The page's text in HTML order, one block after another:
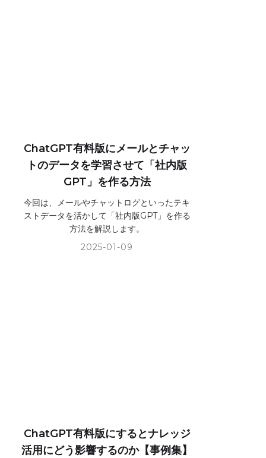
ChatGPT有料版にメールとチャッ
トのデータを学習させて「社内版
GPT」を作る方法
今回は、メールやチャットログといったテキ
ストデータを活かして「社内版GPT」を作る
方法を解説します。
2025-01-09
ChatGPT有料版にするとナレッジ
活用にどう影響するのか【事例集】